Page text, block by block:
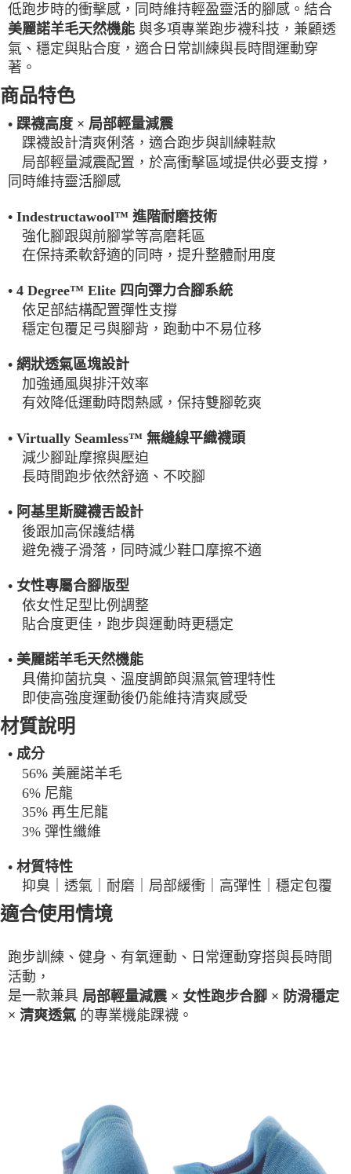
全家超取(2000以上免運)
每筆NT$100，滿NT$2,000(含以上)免運費
一般7-11取貨
每筆NT$100，滿NT$2,000(含以上)免運費
一般宅配
每筆NT$100
宅配出貨(2000以上免運)
每筆NT$100，滿NT$2,000(含以上)免運費
低跑步時的衝擊感，同時維持輕盈靈活的腳感。結合
美麗諾羊毛天然機能 與多項專業跑步襪科技，兼顧透
氣、穩定與貼合度，適合日常訓練與長時間運動穿
著。
商品特色
• 踝襪高度 × 局部輕量減震
踝襪設計清爽俐落，適合跑步與訓練鞋款
局部輕量減震配置，於高衝擊區域提供必要支撐，
同時維持靈活腳感
• Indestructawool™ 進階耐磨技術
強化腳跟與前腳掌等高磨耗區
在保持柔軟舒適的同時，提升整體耐用度
• 4 Degree™ Elite 四向彈力合腳系統
依足部結構配置彈性支撐
穩定包覆足弓與腳背，跑動中不易位移
• 網狀透氣區塊設計
加強通風與排汗效率
有效降低運動時悶熱感，保持雙腳乾爽
• Virtually Seamless™ 無縫線平織襪頭
減少腳趾摩擦與壓迫
長時間跑步依然舒適、不咬腳
• 阿基里斯腱襪舌設計
後跟加高保護結構
避免襪子滑落，同時減少鞋口摩擦不適
• 女性專屬合腳版型
依女性足型比例調整
貼合度更佳，跑步與運動時更穩定
• 美麗諾羊毛天然機能
具備抑菌抗臭、溫度調節與濕氣管理特性
即使高強度運動後仍能維持清爽感受
材質說明
• 成分
56% 美麗諾羊毛
6% 尼龍
35% 再生尼龍
3% 彈性纖維
• 材質特性
抑臭｜透氣｜耐磨｜局部緩衝｜高彈性｜穩定包覆
適合使用情境
跑步訓練、健身、有氧運動、日常運動穿搭與長時間
活動，
是一款兼具 局部輕量減震 × 女性跑步合腳 × 防滑穩定
× 清爽透氣 的專業機能踝襪。